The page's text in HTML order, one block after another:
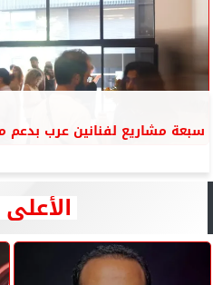
سبعة مشاريع لفنانين عرب بدعم